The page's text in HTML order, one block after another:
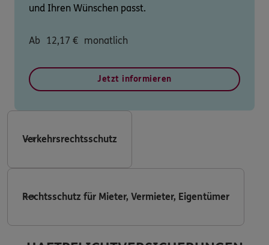
und Ihren Wünschen passt.
Ab 12,17 € monatlich
Jetzt informieren
Verkehrsrechtsschutz
Rechtsschutz für Mieter, Vermieter, Eigentümer